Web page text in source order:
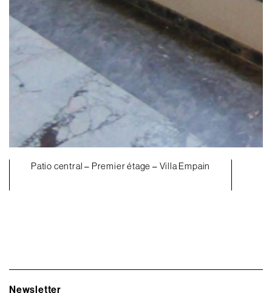
Patio central – Premier étage – Villa Empain
Newsletter